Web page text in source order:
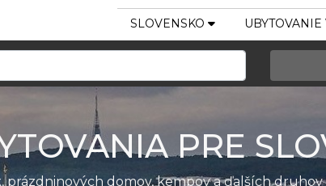
SLOVENSKO
PRE
domov, kempov a ďalších druhov